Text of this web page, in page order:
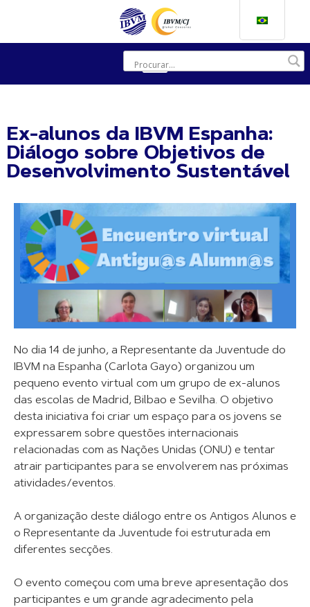
Ex-alunos da IBVM Espanha:
Diálogo sobre Objetivos de
Desenvolvimento Sustentável
No dia 14 de junho, a Representante da Juventude do
IBVM na Espanha (Carlota Gayo) organizou um
pequeno evento virtual com um grupo de ex-alunos
das escolas de Madrid, Bilbao e Sevilha. O objetivo
desta iniciativa foi criar um espaço para os jovens se
expressarem sobre questões internacionais
relacionadas com as Nações Unidas (ONU) e tentar
atrair participantes para se envolverem nas próximas
atividades/eventos.
A organização deste diálogo entre os Antigos Alunos e
o Representante da Juventude foi estruturada em
diferentes secções.
O evento começou com uma breve apresentação dos
participantes e um grande agradecimento pela